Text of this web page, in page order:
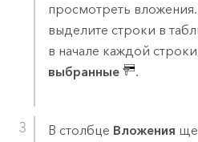
просмотреть
выделите строки в
в начале каждой
выбранные
.
В столбце Вложения